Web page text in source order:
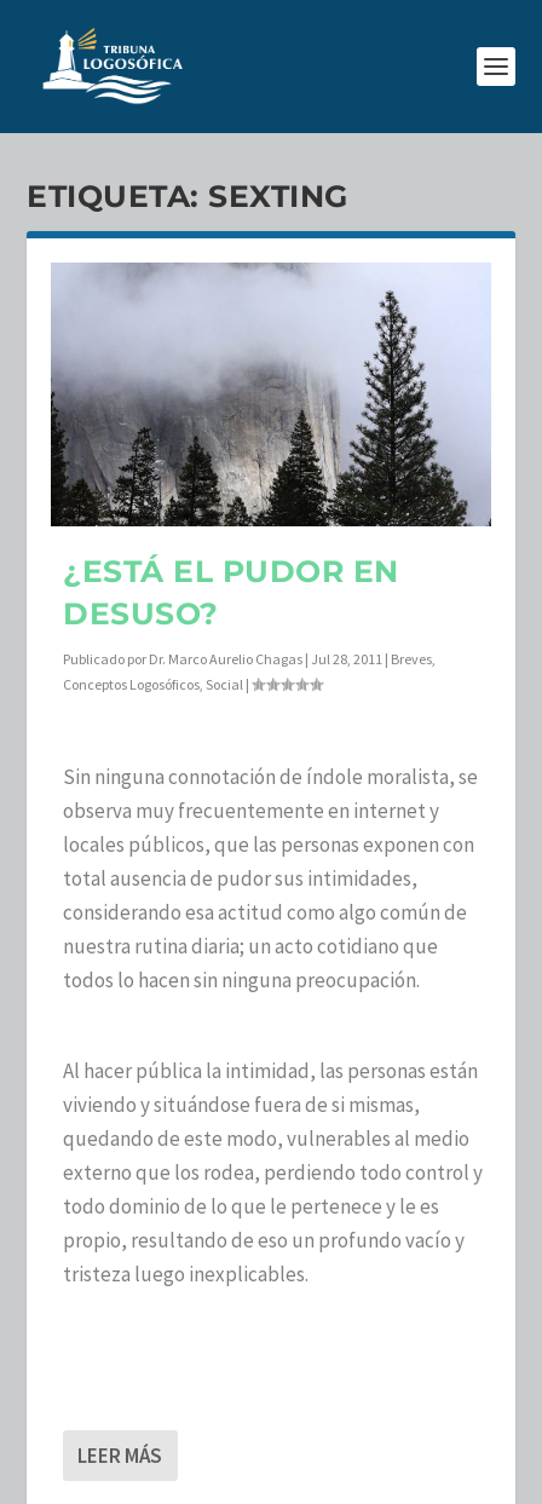
ETIQUETA: SEXTING
¿ESTÁ EL PUDOR EN
DESUSO?
Publicado por Dr. Marco Aurelio Chagas | Jul 28, 2011 | Breves
Conceptos Logosóficos Social |
Sin ninguna connotación de índole moralista, se
observa muy frecuentemente en internet y
locales públicos, que las personas exponen con
total ausencia de pudor sus intimidades,
considerando esa actitud como algo común de
nuestra rutina diaria; un acto cotidiano que
todos lo hacen sin ninguna preocupación.
Al hacer pública la intimidad, las personas están
viviendo y situándose fuera de si mismas,
quedando de este modo, vulnerables al medio
externo que los rodea, perdiendo todo control y
todo dominio de lo que le pertenece y le es
propio, resultando de eso un profundo vacío y
tristeza luego inexplicables.
LEER MÁS